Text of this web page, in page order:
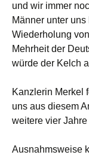
und wir immer
Männer unter
Wiederholung
Mehrheit der
würde der Kelch
Kanzlerin Merkel
uns aus diesem
weitere vier
Ausnahmsweise